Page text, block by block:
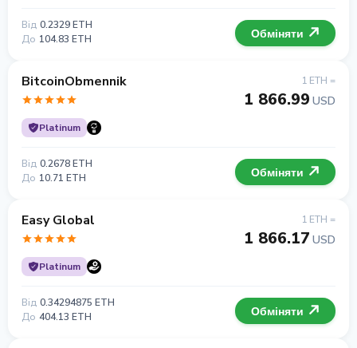
Від 0.2329 ETH
До 104.83 ETH Обміняти
BitcoinObmennik
Platinum
1 ETH =
1 866.99 USD
Від 0.2678 ETH
До 10.71 ETH Обміняти
Easy Global
Platinum
1 ETH =
1 866.17 USD
Від 0.34294875 ETH
До 404.13 ETH Обміняти